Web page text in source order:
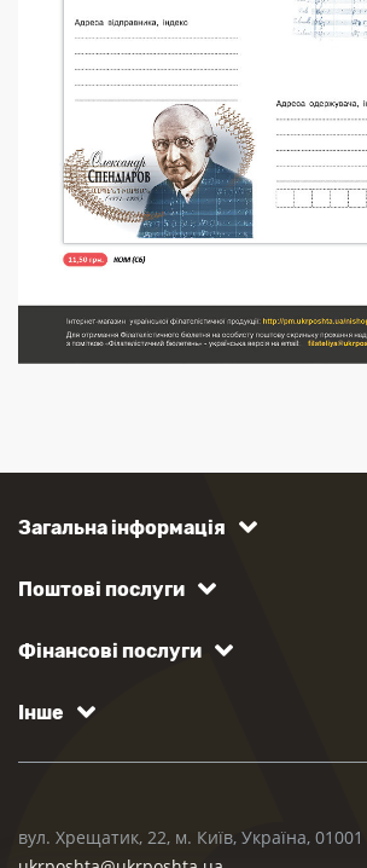
Загальна інформація
Поштові послуги
Фінансові послуги
Інше
вул. Хрещатик, 22, м. Київ, Україна, 01001